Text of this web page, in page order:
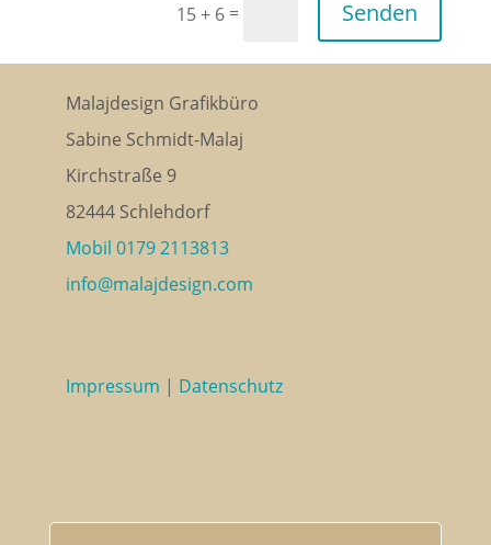
15 + 6 = Senden
Malajdesign Grafikbüro
Sabine Schmidt-Malaj
Kirchstraße 9
82444 Schlehdorf
Mobil 0179 2113813
info@malajdesign.com
Impressum | Datenschutz